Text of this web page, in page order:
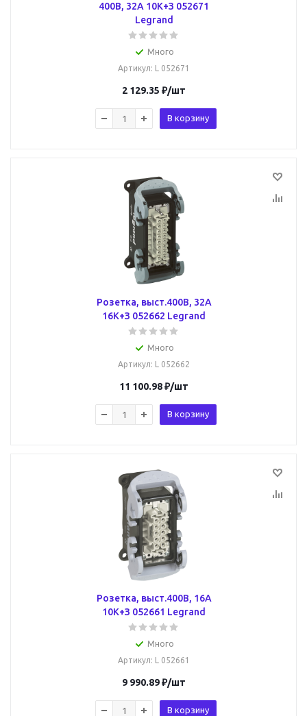
400В, 32А 10К+З 052671
Legrand
Много
Артикул: L 052671
2 129.35 ₽/шт
В корзину
Розетка, выст.400В, 32А
16К+З 052662 Legrand
Много
Артикул: L 052662
11 100.98₽/шт
В корзину
Розетка, выст.400В, 16А
10К+З 052661 Legrand
Много
Артикул: L 052661
9 990.89₽/шт
В корзину